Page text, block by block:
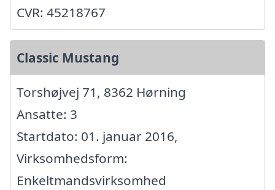
CVR: 45218767
Classic Mustang
Torshøjvej 71, 8362 Hørning
Ansatte: 3
Startdato: 01. januar 2016,
Virksomhedsform:
Enkeltmandsvirksomhed